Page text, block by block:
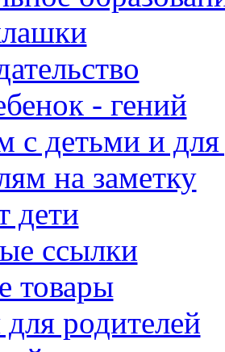
- гений
с детьми и для
на заметку
дети
ссылки
товары
родителей